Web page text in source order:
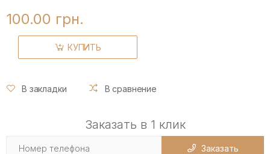
100.00 грн.
КУПИТЬ
В закладки В сравнение
Заказать в 1 клик
Заказать